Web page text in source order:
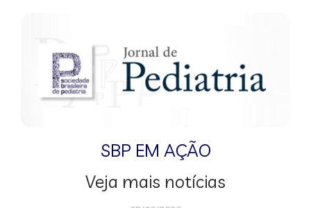
SBP EM AÇÃO
Veja mais notícias